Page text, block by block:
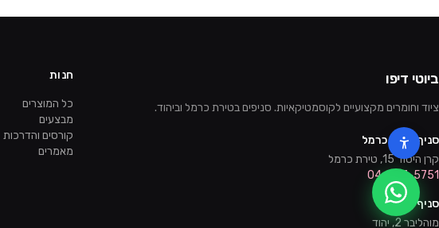
ביוטי דיפו
ציוד וחומרים מקצועיים לקוסמטיקאיות. סניפים בטירת כרמל וביהוד.
סניף טירת כרמל
קרן היסוד 15, טירת כרמל
04-857-5751
סניף יהוד
מוהליבר 2, יהוד
חנות
כל המוצרים
מבצעים
קורסים והדרכות
מאמרים